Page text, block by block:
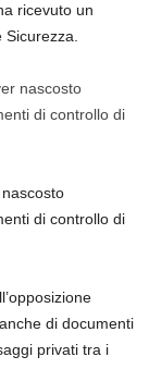
ricevuto un
Sicurezza.
di controllo di
di documenti
privati ​​tra i